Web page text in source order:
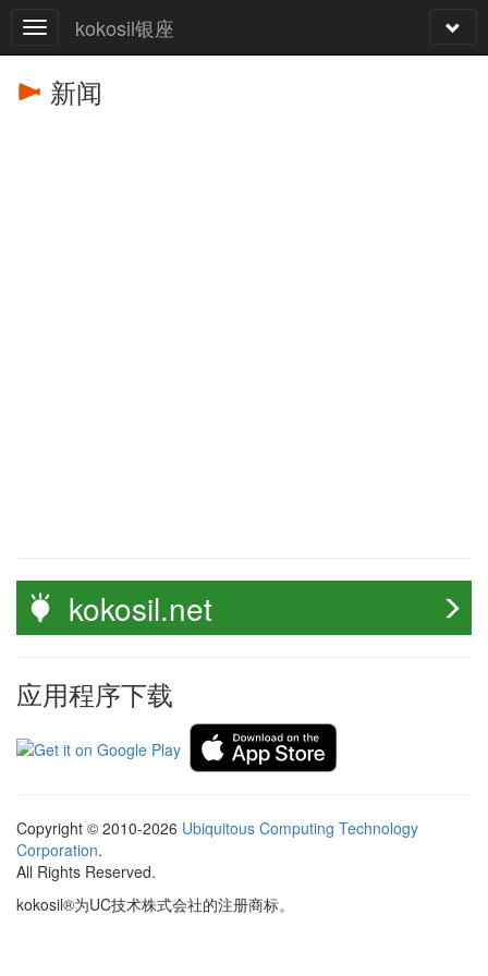
kokosil银座
新闻
kokosil.net
应用程序下载
Copyright © 2010-2026 Ubiquitous Computing Technology
Corporation.
All Rights Reserved.
kokosil®为UC技术株式会社的注册商标。